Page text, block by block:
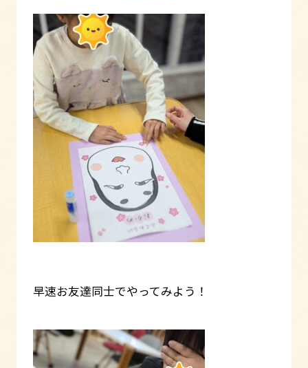
早速お友達同士でやってみよう！